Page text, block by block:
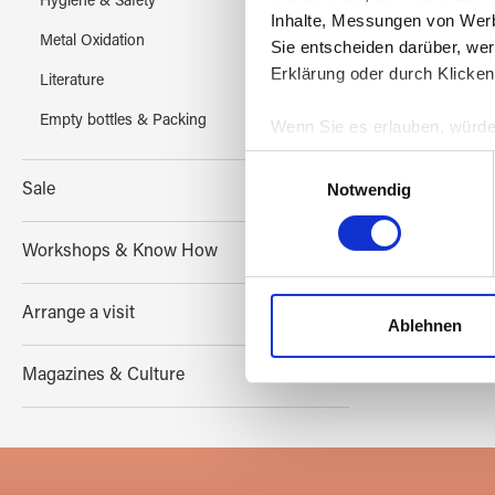
Inhalte, Messungen von
Sie entscheiden darüber,
Erklärung oder durch
Wenn Sie es erlauben,
Informationen über
Ihr Gerät durch
Erfahren Sie mehr
Einzelheitenfest.
Wir verwenden Cookies,
und die Zugriffe auf unsere
Einwilligungsauswahl
Notwendig
Ablehnen
Metal Oxidation
Literature
Empty bottles & Packing
Sale
Workshops & Know How
Arrange a visit
Magazines & Culture